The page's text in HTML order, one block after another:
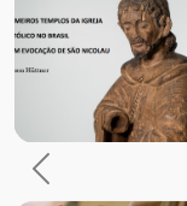
Previous